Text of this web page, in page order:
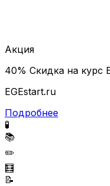
Акция
40% Скидка на курс
EGEstart.ru
Подробнее
🧪
📚
✏️
🧮
📝